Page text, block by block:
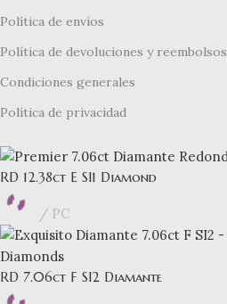
Política de envíos
Política de devoluciones y reembolsos
Condiciones generales
Política de privacidad
RD 12.38ct E SI1 Diamond
PC
RD 7.06ct F SI2 Diamante